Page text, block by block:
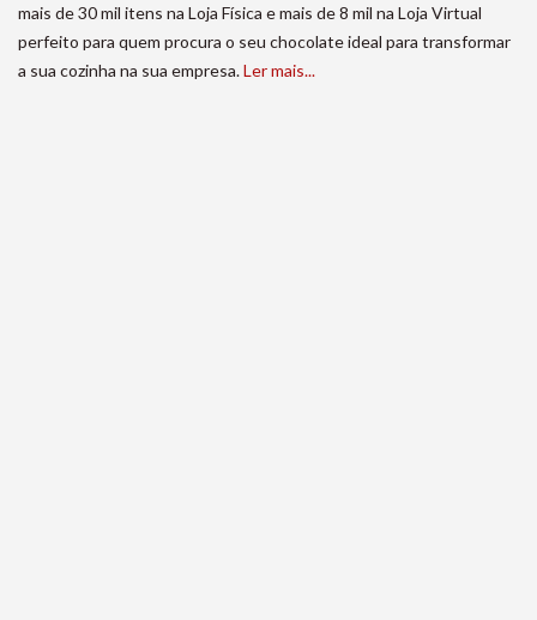
mais de 30 mil itens na Loja Física e mais de 8 mil na Loja Virtual
perfeito para quem procura o seu chocolate ideal para transformar
a sua cozinha na sua empresa.Ler mais...